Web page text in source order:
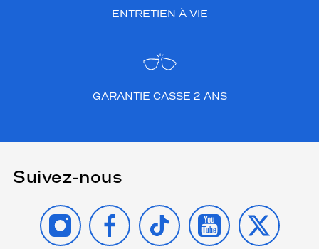
ENTRETIEN À VIE
GARANTIE CASSE 2 ANS
Suivez-nous
INSTAGRAMFACEBOOK
TIKTOK YOUTUBE
X